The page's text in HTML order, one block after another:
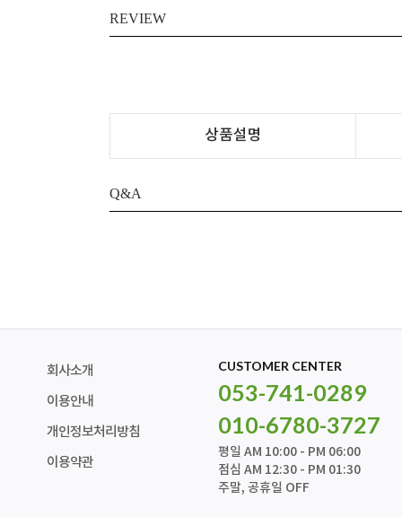
REVIEW
상품설명
Q&A
회사소개
이용안내
개인정보처리방침
이용약관
CUSTOMER CENTER
053-741-0289
010-6780-3727
평일 AM 10:00 - PM 06:00
점심 AM 12:30 - PM 01:30
주말, 공휴일 OFF